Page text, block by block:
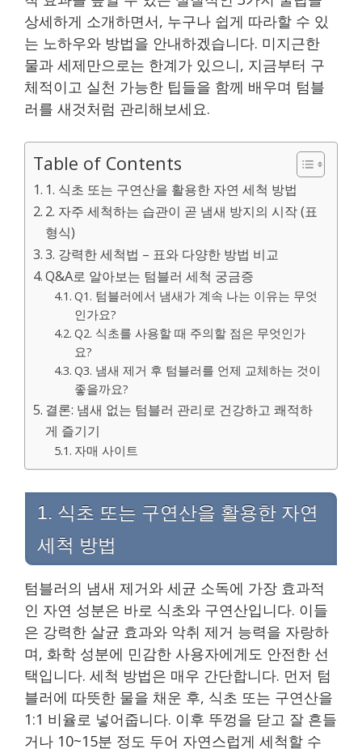
상세하게 소개하면서, 누구나 쉽게 따라할 수 있
는 노하우와 방법을 안내하겠습니다. 미지근한
물과 세제만으로는 한계가 있으니, 지금부터 구
체적이고 실천 가능한 팁들을 함께 배우며 텀블
러를 새것처럼 관리해보세요.
Table of Contents
1. 식초 또는 구연산을 활용한 자연 세척 방법
2. 자주 세척하는 습관이 곧 냄새 방지의 시작 (표
형식)
3. 강력한 세척법 – 표와 다양한 방법 비교
Q&A로 알아보는 텀블러 세척 궁금증
Q1. 텀블러에서 냄새가 계속 나는 이유는 무엇
인가요?
Q2. 식초를 사용할 때 주의할 점은 무엇인가
요?
Q3. 냄새 제거 후 텀블러를 언제 교체하는 것이
좋을까요?
결론: 냄새 없는 텀블러 관리로 건강하고 쾌적하
게 즐기기
자매 사이트
1. 식초 또는 구연산을 활용한 자연
세척 방법
텀블러의 냄새 제거와 세균 소독에 가장 효과적
인 자연 성분은 바로 식초와 구연산입니다. 이들
은 강력한 살균 효과와 악취 제거 능력을 자랑하
며, 화학 성분에 민감한 사용자에게도 안전한 선
택입니다. 세척 방법은 매우 간단합니다. 먼저 텀
블러에 따뜻한 물을 채운 후, 식초 또는 구연산을
1:1 비율로 넣어줍니다. 이후 뚜껑을 닫고 잘 흔들
거나 10~15분 정도 두어 자연스럽게 세척할 수